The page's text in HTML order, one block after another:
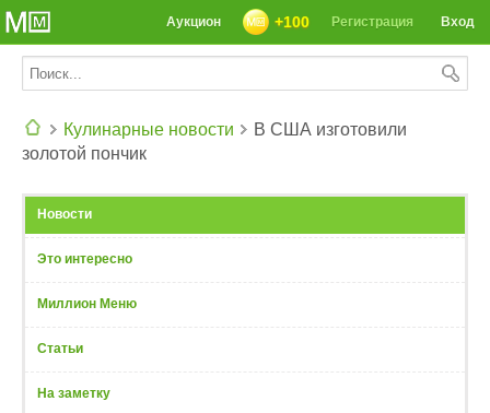
Вход
Регистрация
+100
Аукцион
Кулинарные новости
В США изготовили
золотой пончик
Новости
Это интересно
Миллион Меню
Статьи
На заметку